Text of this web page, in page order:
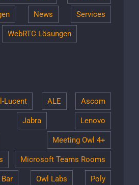
News Services
WebRTC Lösungen
Lucent ALE Ascom
Jabra Lenovo
Meeting Owl 4+
Microsoft Teams Rooms
Owl Labs Poly